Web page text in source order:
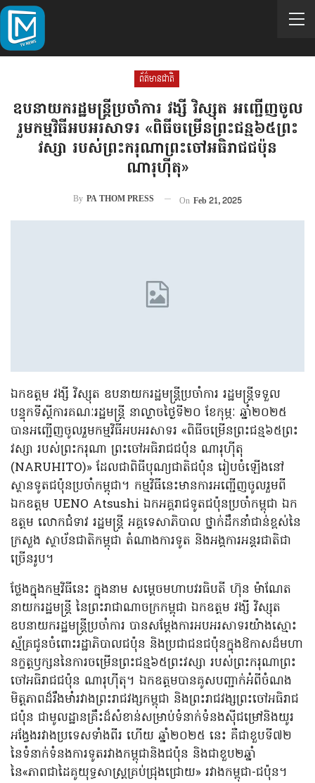
ព័ត៌មានជាតិ
ឧបនាយករដ្ឋមន្រ្តីប្រចាំការ វង្សី វិស្សុត អញ្ជើញចូល
រួមកម្មវិធីអបអរសាទរ «ពិធីចម្រើនព្រះជន្ម៦៥ព្រះ
វស្សា របស់ព្រះករុណាព្រះចៅអធិរាជជប៉ុន
ណារុហ៊ីតុ»
By PA THOM PRESS On Feb 21, 2025
ឯកឧត្តម វង្សី វិស្សុត ឧបនាយករដ្ឋមន្រ្តីប្រចាំការ រដ្ឋមន្រ្តីទទួល
បន្ទុកទីស្តីការគណៈរដ្ឋមន្រ្តី នាល្ងាចថ្ងៃទី២០ ខែកុម្ភៈ ឆ្នាំ២០២៥
បានអញ្ជើញចូលរួមកម្មវិធីអបអរសាទរ «ពិធីចម្រើនព្រះជន្ម៦៥ព្រះ
វស្សា របស់ព្រះករុណា ព្រះចៅអធិរាជជប៉ុន ណារុហ៊ីតុ
(NARUHITO)» ដែលជាពិធីបុណ្យជាតិជប៉ុន រៀបចំឡើងនៅ
ស្ថានទូតជប៉ុនប្រចាំកម្ពុជា។ កម្មវិធីនេះមានការអញ្ជើញចូលរួមពី
ឯកឧត្តម UENO Atsushi ឯកអគ្គរាជទូតជប៉ុនប្រចាំកម្ពុជា ឯក
ឧត្តម លោកជំទាវ រដ្ឋមន្ត្រី អគ្គទេសាភិបាល ថ្នាក់ដឹកនាំជាន់ខ្ពស់នៃ
ក្រសួង ស្ថាប័នជាតិកម្ពុជា តំណាងការទូត និងអង្គការអន្តរជាតិជា
ច្រើនរូប។
ថ្លែងក្នុងកម្មវិធីនេះ ក្នុងនាម សម្តេចមហាបវរធិបតី ហ៊ុន ម៉ាណែត
នាយករដ្ឋមន្ត្រី នៃព្រះរាជាណាចក្រកម្ពុជា ឯកឧត្តម វង្សី វិស្សុត
ឧបនាយករដ្ឋមន្រ្តីប្រចាំការ បានសម្តែងការអបអរសាទរយ៉ាងស្មោះ
ស្ម័គ្រជូនចំពោះរដ្ឋាភិបាលជប៉ុន និងប្រជាជនជប៉ុនក្នុងឱកាសដ៏មហា
នក្ខត្តឫក្សននៃការចម្រើនព្រះជន្ម៦៥ព្រះវស្សា របស់ព្រះករុណាព្រះ
ចៅអធិរាជជប៉ុន ណារុហ៊ីតុ។ ឯកឧត្តមបានគូសបញ្ជាក់អំពីចំណង
មិត្តភាពដ៏រឹងមាំរវាងព្រះរាជវង្សកម្ពុជា និងព្រះរាជវង្សព្រះចៅអធិរាជ
ជប៉ុន ជាមូលដ្ឋានគ្រឹះដ៏សំខាន់សម្រាប់ទំនាក់ទំនងស៊ីជម្រៅនិងយូរ
អង្វែងរវាងប្រទេសទាំងពីរ ហើយ ឆ្នាំ២០២៥ នេះ គឺជាខួបទី៧២
នៃទំនាក់ទំនងការទូតរវាងកម្ពុជានិងជប៉ុន និងជាខួប២ឆ្នាំ
នៃ«ភាពជាដៃគូយុទ្ធសាស្ត្រគ្រប់ជ្រុងជ្រោយ» រវាងកម្ពុជា-ជប៉ុន។